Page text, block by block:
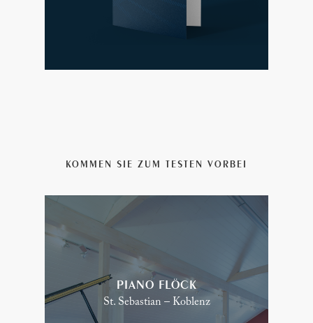
KOMMEN SIE ZUM TESTEN VORBEI
PIANO FLÖCK
St. Sebastian – Koblenz